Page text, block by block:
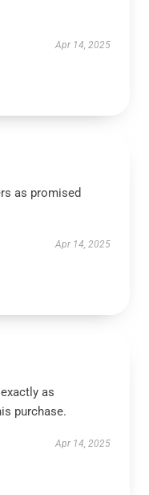
Apr 14, 2025
as promised
Apr 14, 2025
as
purchase.
Apr 14, 2025